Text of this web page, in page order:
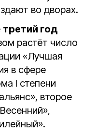
во дворах.
третий год
растёт число
«Лучшая
в сфере
I степени
второе